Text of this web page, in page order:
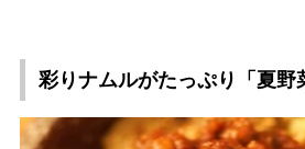
彩りナムルがたっぷり「夏野